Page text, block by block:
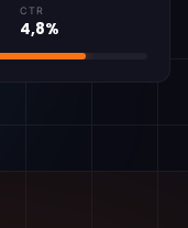
CTR
4,8%